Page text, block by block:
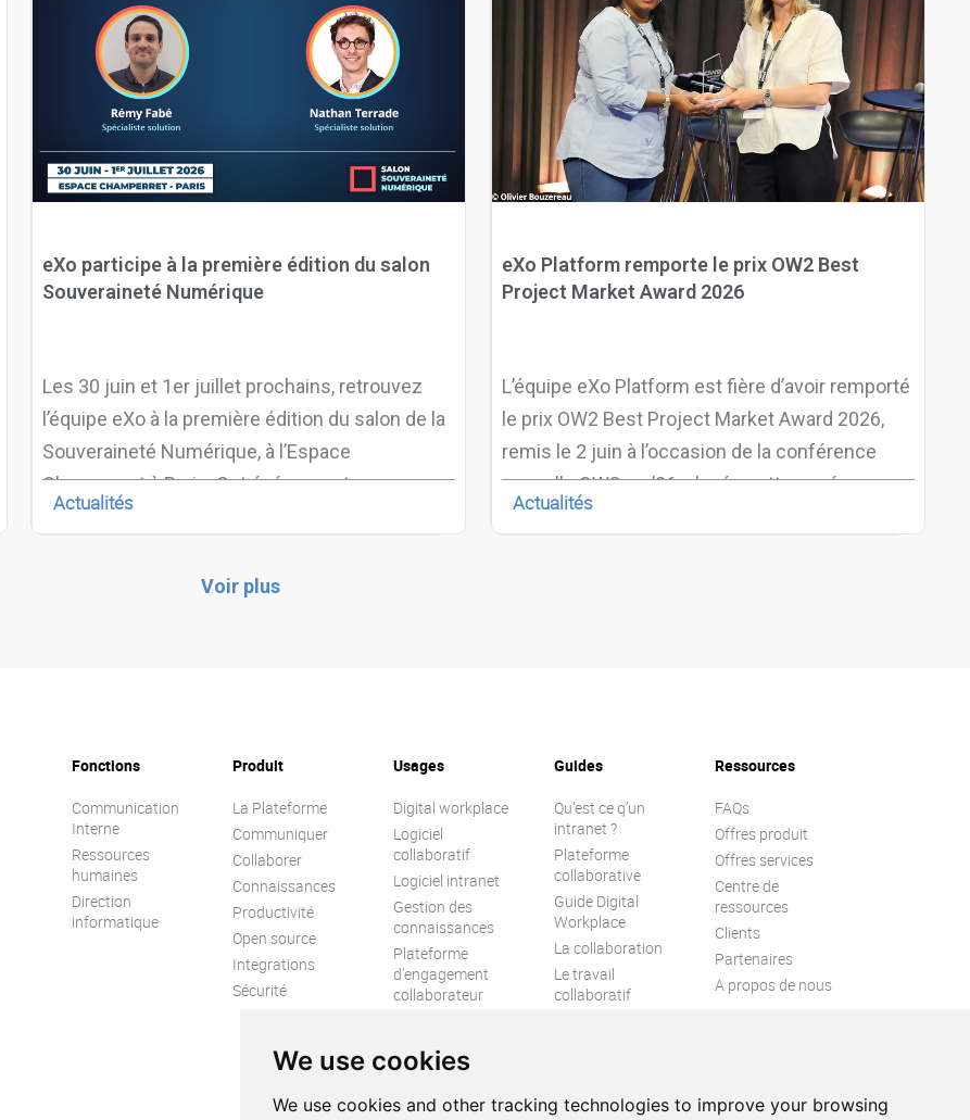
We use cookies
We use cookies and other tracking technologies to improve your browsing
unifiée.
eXo participe à la première édition du salon
Souveraineté Numérique
Les 30 juin et 1er juillet prochains, retrouvez
l’équipe eXo à la première édition du salon de la
Souveraineté Numérique, à l’Espace
Champerret à Paris. Cet événement
rassemblera les acteurs engagés dans la
européen plus autonome, plus résilient et plus
Actualités
eXo Platform remporte le prix OW2 Best
Project Market Award 2026
L’équipe eXo Platform est fière d’avoir remporté
le prix OW2 Best Project Market Award 2026,
remis le 2 juin à l’occasion de la conférence
annuelle OW2con’26, placée cette année sous
le signe de la souveraineté numérique.
Actualités
Voir plus
Fonctions
Communication
Interne
Ressources
humaines
Direction
informatique
Produit
La Plateforme
Communiquer
Collaborer
Connaissances
Productivité
Open source
Integrations
Sécurité
Usages
Digital workplace
Logiciel
collaboratif
Logiciel intranet
Gestion des
connaissances
Plateforme
d’engagement
collaborateur
Guides
Qu’est ce q’un
intranet ?
Plateforme
collaborative
Guide Digital
Workplace
La collaboration
Le travail
collaboratif
Ressources
FAQs
Offres produit
Offres services
Centre de
ressources
Clients
Partenaires
A propos de nous